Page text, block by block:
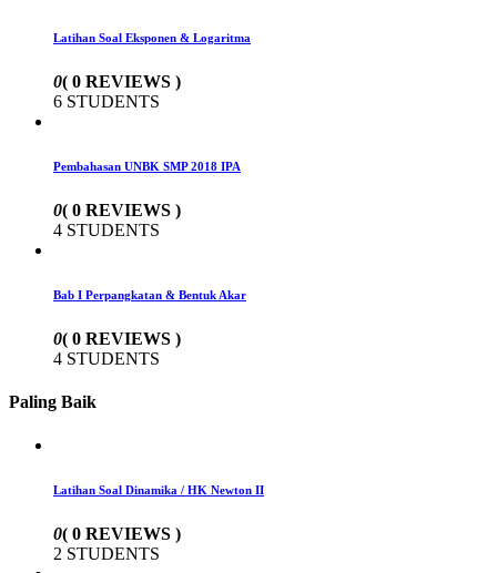
Latihan Soal Eksponen & Logaritma
0( 0 REVIEWS )
6 STUDENTS
Pembahasan UNBK SMP 2018 IPA
0( 0 REVIEWS )
4 STUDENTS
Bab I Perpangkatan & Bentuk Akar
0( 0 REVIEWS )
4 STUDENTS
Paling Baik
Latihan Soal Dinamika / HK Newton II
0( 0 REVIEWS )
2 STUDENTS